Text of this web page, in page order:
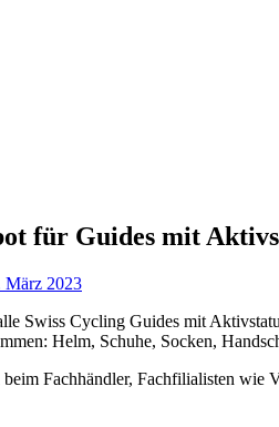
für Guides mit
März 2023
Swiss Cycling Guides mit
Helm, Schuhe, Socken,
Fachhändler, Fachfilialisten wie